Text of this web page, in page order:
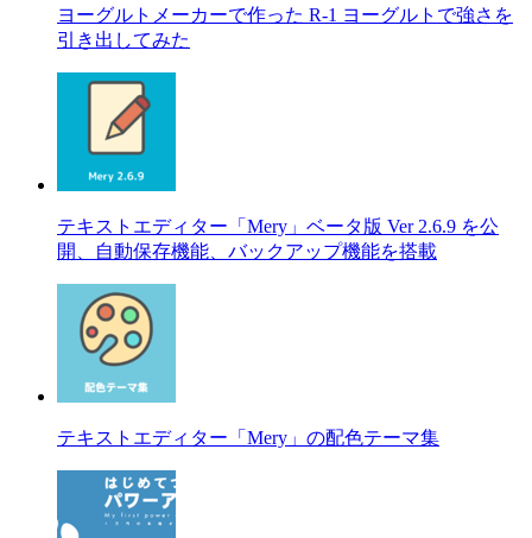
ヨーグルトメーカーで作った R-1 ヨーグルトで強さを
引き出してみた
テキストエディター「Mery」ベータ版 Ver 2.6.9 を公
開、自動保存機能、バックアップ機能を搭載
テキストエディター「Mery」の配色テーマ集